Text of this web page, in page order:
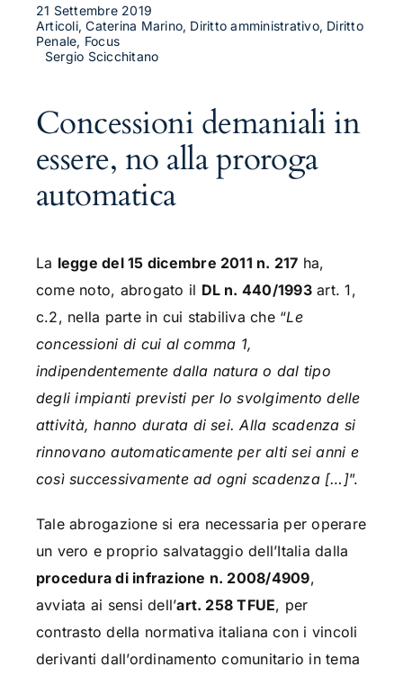
21 Settembre 2019
Articoli, Caterina Marino, Diritto amministrativo, Diritto
Penale, Focus
Sergio Scicchitano
Concessioni demaniali in
essere, no alla proroga
automatica
La legge del 15 dicembre 2011 n. 217 ha,
come noto, abrogato il DL n. 440/1993art. 1,
c.2, nella parte in cui stabiliva che “Le
concessioni di cui al comma 1,
indipendentemente dalla natura o dal tipo
degli impianti previsti per lo svolgimento delle
attività, hanno durata di sei. Alla scadenza si
rinnovano automaticamente per alti sei anni e
così successivamente ad ogni scadenza […]”.
Tale abrogazione si era necessaria per operare
un vero e proprio salvataggio dell’Italia dalla
procedura di infrazione n. 2008/4909,
avviata ai sensi dell’art. 258 TFUE, per
contrasto della normativa italiana con i vincoli
derivanti dall’ordinamento comunitario in tema